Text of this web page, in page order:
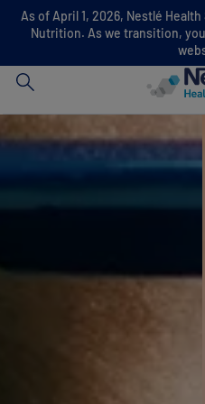
As of April 1, 2026, Nestlé
Nutrition. As we transition,
Skip to main content
Chercher